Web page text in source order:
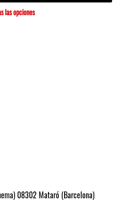
las opciones
08302 Mataró (Barcelona)